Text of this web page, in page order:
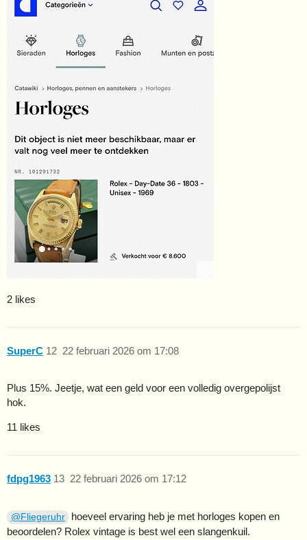
2 likes
SuperC 22 februari 2026 om 17:08
12
Plus 15%. Jeetje, wat een geld voor een volledig overgepolijst
hok.
11 likes
fdpg1963 22 februari 2026 om 17:12
13
@Fliegeruhr
hoeveel ervaring heb je met horloges kopen en
beoordelen? Rolex vintage is best wel een slangenkuil.